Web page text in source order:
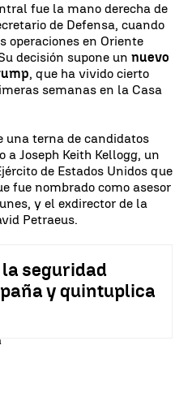
fue la mano derecha de
de Defensa, cuando
operaciones en Oriente
decisión supone un nuevo
, que ha vivido cierto
semanas en la Casa
una terna de candidatos
Joseph Keith Kellogg, un
de Estados Unidos que
fue nombrado como asesor
y el exdirector de la
Petraeus.
seguridad
y quintuplica